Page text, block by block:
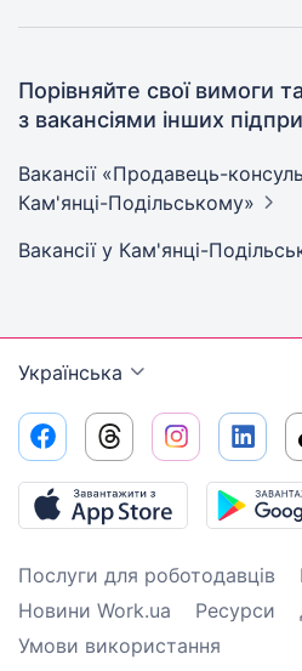
Порівняйте свої вимоги
з вакансіями інших
Вакансії «Продавець-
Кам'янці-Подільському»
Вакансії у Кам'янці-
Українська
Послуги для роботодавців
Новини Work.ua
Ресурси
Умови використання